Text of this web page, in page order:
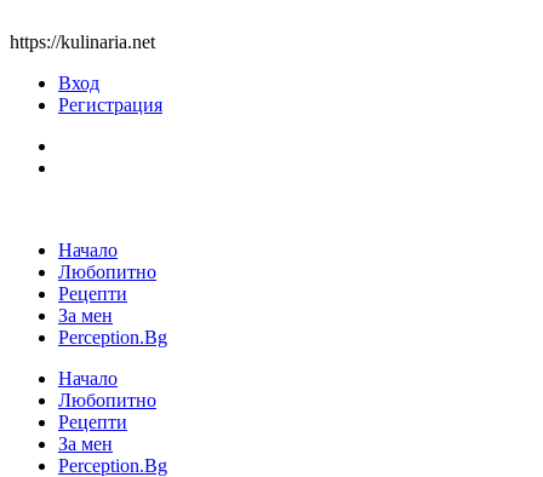
https://kulinaria.net
Вход
Регистрация
Начало
Любопитно
Рецепти
За мен
Perception.Bg
Начало
Любопитно
Рецепти
За мен
Perception.Bg